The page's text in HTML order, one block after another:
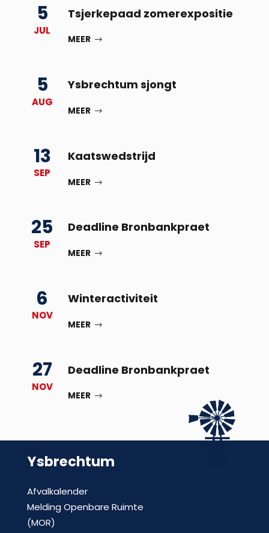
5
JUL
Tsjerkepaad zomerexpositie
MEER
5
AUG
Ysbrechtum sjongt
MEER
13
SEP
Kaatswedstrijd
MEER
25
SEP
Deadline Bronbankpraet
MEER
6
NOV
Winteractiviteit
MEER
27
NOV
Deadline Bronbankpraet
MEER
Ysbrechtum
Afvalkalender
Melding Openbare Ruimte
(MOR)